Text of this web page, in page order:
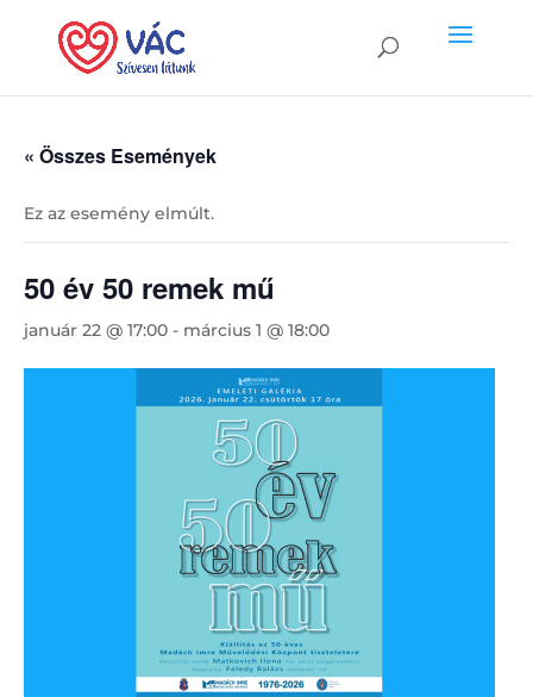
« Összes Események
Ez az esemény elmúlt.
50 év 50 remek mű
január 22 @ 17:00 - március 1 @ 18:00